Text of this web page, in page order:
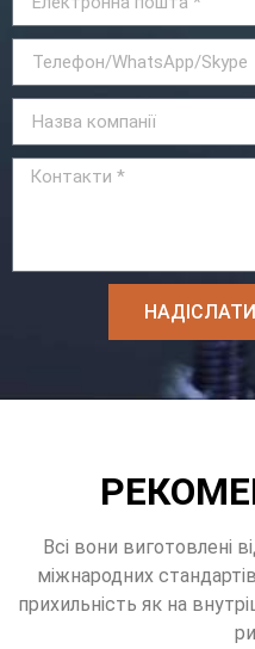
Всі вони виготовлені
міжнародних
прихильність як на